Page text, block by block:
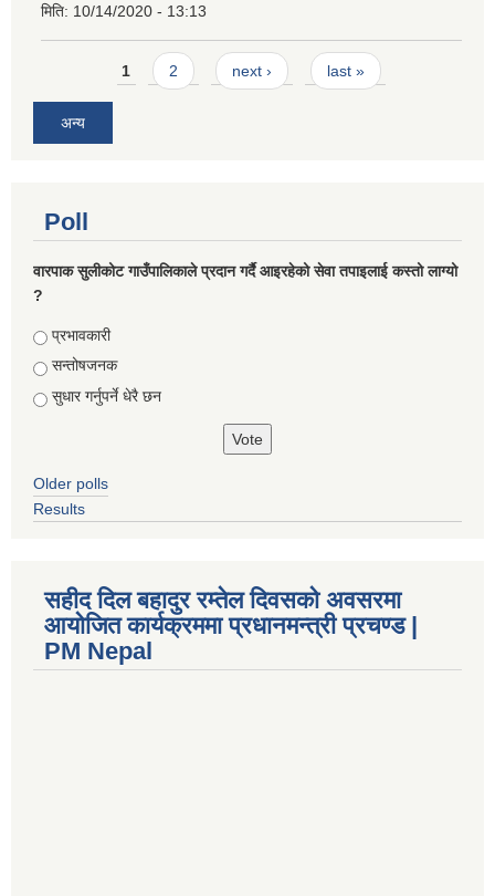
मिति: 10/14/2020 - 13:13
Pages1 2 next › last »
अन्य
Poll
वारपाक सुलीकोट गाउँपालिकाले प्रदान गर्दै आइरहेको सेवा तपाइलाई कस्तो लाग्यो
?
Choices
प्रभावकारी
सन्तोषजनक
सुधार गर्नुपर्ने धेरै छन
Older polls
Results
सहीद दिल बहादुर रम्तेल दिवसको अवसरमा
आयोजित कार्यक्रममा प्रधानमन्त्री प्रचण्ड |
PM Nepal